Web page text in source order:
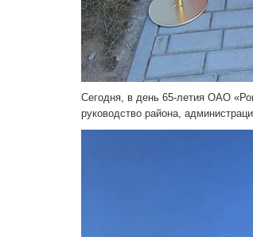
Сегодня, в день 65-летия ОАО
руководство района,